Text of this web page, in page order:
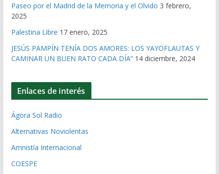
Paseo por el Madrid de la Memoria y el Olvido 3 febrero,
2025
Palestina Libre 17 enero, 2025
JESÚS PAMPÍN TENÍA DOS AMORES: LOS YAYOFLAUTAS Y
CAMINAR UN BUEN RATO CADA DÍA” 14 diciembre, 2024
Enlaces de interés
Ágora Sol Radio
Alternativas Noviolentas
Amnistía Internacional
COESPE